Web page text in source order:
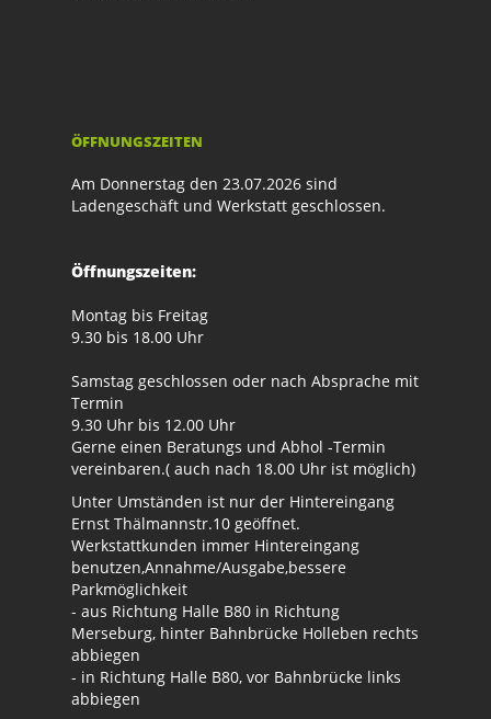
ÖFFNUNGSZEITEN
Am Donnerstag den 23.07.2026 sind
Ladengeschäft und Werkstatt geschlossen.
Öffnungszeiten:
Montag bis Freitag
9.30 bis 18.00 Uhr
Samstag geschlossen oder nach Absprache mit
Termin
9.30 Uhr bis 12.00 Uhr
Gerne einen Beratungs und Abhol -Termin
vereinbaren.( auch nach 18.00 Uhr ist möglich)
Unter Umständen ist nur der Hintereingang
Ernst Thälmannstr.10 geöffnet.
Werkstattkunden immer Hintereingang
benutzen,Annahme/Ausgabe,bessere
Parkmöglichkeit
- aus Richtung Halle B80 in Richtung
Merseburg, hinter Bahnbrücke Holleben rechts
abbiegen
- in Richtung Halle B80, vor Bahnbrücke links
abbiegen